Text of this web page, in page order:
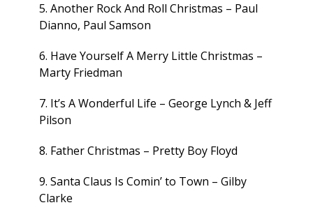
5. Another Rock And Roll Christmas – Paul
Dianno, Paul Samson
6. Have Yourself A Merry Little Christmas –
Marty Friedman
7. It’s A Wonderful Life – George Lynch & Jeff
Pilson
8. Father Christmas – Pretty Boy Floyd
9. Santa Claus Is Comin’ to Town – Gilby
Clarke